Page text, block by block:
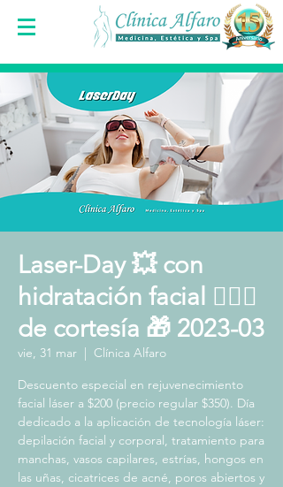
Laser-Day 💥 con
hidratación facial 🧖🏻‍♀️
de cortesía 🎁 2023-03
vie, 31 mar
  |
Clínica Alfaro
Descuento especial en rejuvenecimiento
facial láser a $200 (precio regular $350). Día
dedicado a la aplicación de tecnología láser:
depilación facial y corporal, tratamiento para
manchas, vasos capilares, estrías, hongos en
las uñas, cicatrices de acné, poros abiertos y